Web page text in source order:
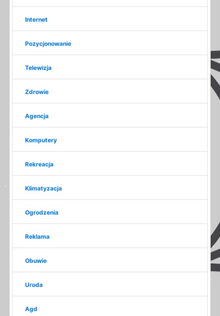
Internet
Pozycjonowanie
Telewizja
Zdrowie
Agencja
Komputery
Rekreacja
Klimatyzacja
Ogrodzenia
Reklama
Obuwie
Uroda
Agd